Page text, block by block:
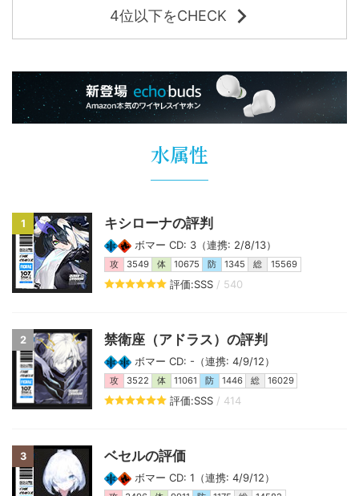
4位以下をCHECK
水属性
1 キシローナの評判
ボマー CD: 3（連携: 2/8/13）
攻 3549 体 10675 防 1345 総 15569
評価:SSS / 540
2 禁衛座（アドラス）の評判
ボマー CD: -（連携: 4/9/12）
攻 3522 体 11061 防 1446 総 16029
評価:SSS / 414
3 ベセルの評価
ボマー CD: 1（連携: 4/9/12）